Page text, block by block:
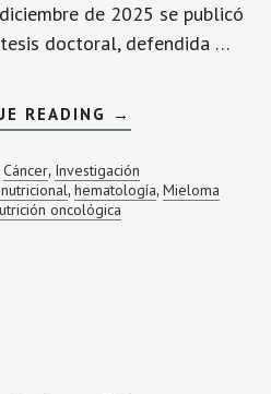
de 2025 se publicó
doctoral, defendida …
READING ACERCA
DE
CALIDAD
DE
VIDA,
MIELOMA
→
Cáncer, Investigación
, hematología, Mieloma
oncológica